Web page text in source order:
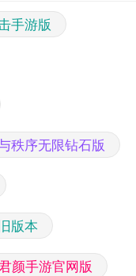
手游版
秩序无限钻石版
版本
颜手游官网版